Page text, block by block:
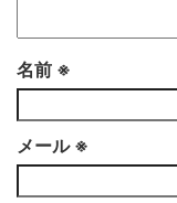
名前 ※
メール ※